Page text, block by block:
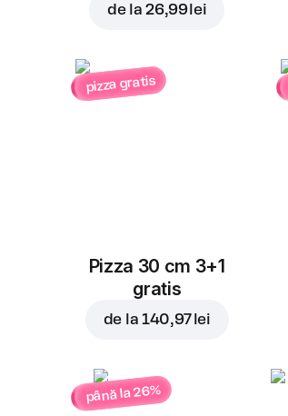
de la26,99 lei
pizza gratis
Pizza 30 cm 3+1
gratis
de la 140,97 lei
până la 26%